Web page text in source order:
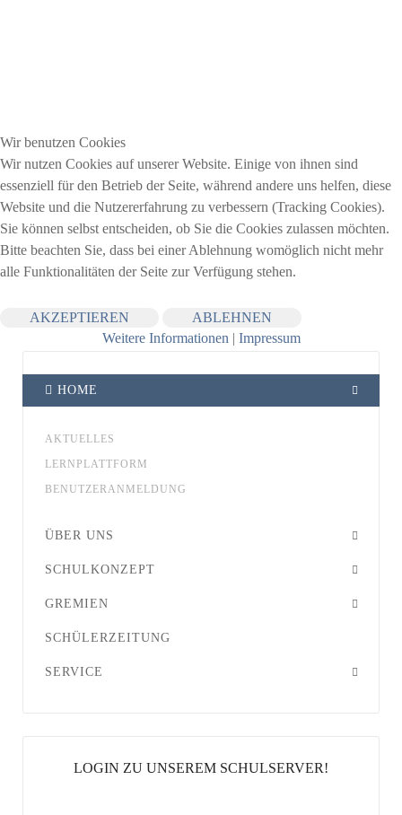
HOME
AKTUELLES
LERNPLATTFORM
BENUTZERANMELDUNG
ÜBER UNS
SCHULKONZEPT
GREMIEN
SCHÜLERZEITUNG
SERVICE
LOGIN ZU UNSEREM SCHULSERVER!
Wir benutzen Cookies
Wir nutzen Cookies auf unserer Website. Einige von ihnen sind
essenziell für den Betrieb der Seite, während andere uns helfen, diese
Website und die Nutzererfahrung zu verbessern (Tracking Cookies).
Sie können selbst entscheiden, ob Sie die Cookies zulassen möchten.
Bitte beachten Sie, dass bei einer Ablehnung womöglich nicht mehr
alle Funktionalitäten der Seite zur Verfügung stehen.
AKZEPTIEREN
ABLEHNEN
Weitere Informationen | Impressum